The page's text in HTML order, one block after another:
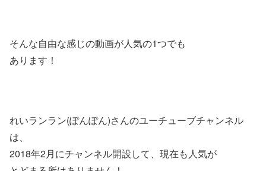
そんな自由な感じの動画が人気の1つでも
あります！
れいランラン(ぽんぽん)さんのユーチューブチャンネル
は、
2018年2月にチャンネル開設して、現在も人気が